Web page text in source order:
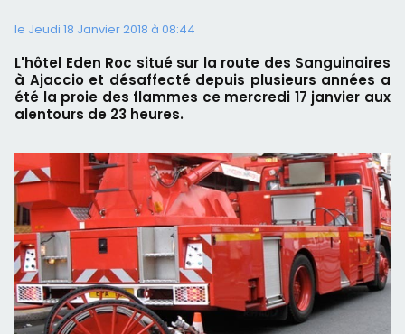
le Jeudi 18 Janvier 2018 à 08:44
L'hôtel Eden Roc situé sur la route des Sanguinaires
à Ajaccio et désaffecté depuis plusieurs années a
été la proie des flammes ce mercredi 17 janvier aux
alentours de 23 heures.